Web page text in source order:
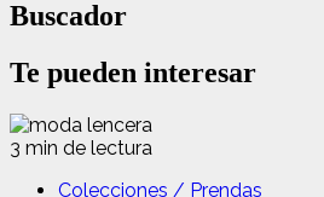
Buscador
Te pueden interesar
3 min de lectura
Colecciones / Prendas